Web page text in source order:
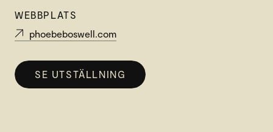
WEBBPLATS
phoebeboswell.com
SE UTSTÄLLNING